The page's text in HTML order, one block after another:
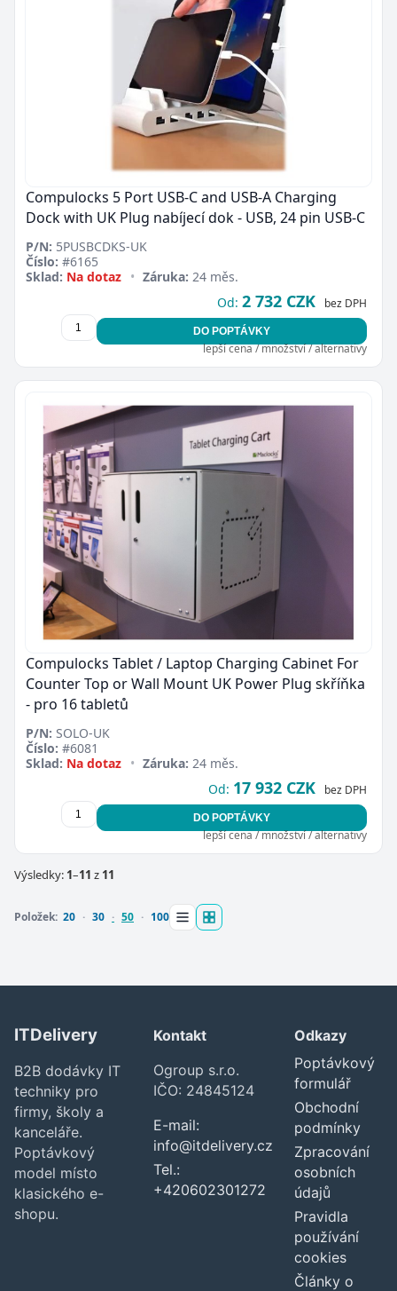
Compulocks 5 Port USB-C and USB-A Charging
Dock with UK Plug nabíjecí dok - USB, 24 pin USB-C
P/N: 5PUSBCDKS-UK
Číslo: #6165
Sklad: Na dotaz • Záruka: 24 měs.
Od: 2 732 CZK bez DPH
DO POPTÁVKY
lepší cena / množství / alternativy
Compulocks Tablet / Laptop Charging Cabinet For
Counter Top or Wall Mount UK Power Plug skříňka
- pro 16 tabletů
P/N: SOLO-UK
Číslo: #6081
Sklad: Na dotaz • Záruka: 24 měs.
Od: 17 932 CZK bez DPH
DO POPTÁVKY
lepší cena / množství / alternativy
Výsledky: 1–11 z 11
Položek: 20 30 50 100
ITDelivery
B2B dodávky IT
techniky pro
firmy, školy a
kanceláře.
Poptávkový
model místo
klasického e-
shopu.
Kontakt
Ogroup s.r.o.
IČO: 24845124
E-mail:
info@itdelivery.cz
Tel.:
+420602301272
Odkazy
Poptávkový
formulář
Obchodní
podmínky
Zpracování
osobních
údajů
Pravidla
používání
cookies
Články o